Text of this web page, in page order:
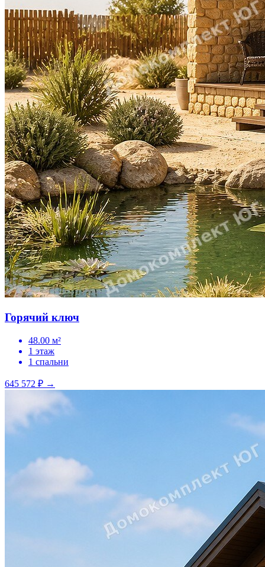
Горячий ключ
48.00 м²
1 этаж
1 спальни
645 572 ₽ →